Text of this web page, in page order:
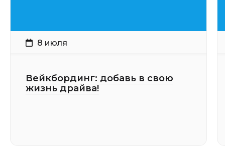
8 июля
Вейкбординг: добавь в свою
жизнь драйва!